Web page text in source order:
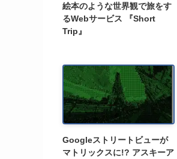
絵本のような世界観で旅をす
るWebサービス 『Short
Trip』
Googleストリートビューが
マトリックスに!? アスキーア